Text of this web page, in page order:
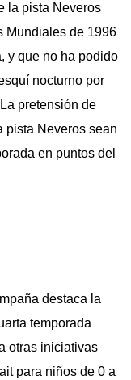
la pista Neveros
Mundiales de 1996
y que no ha podido
nocturno por
pretensión de
pista Neveros sean
en puntos del
destaca la
temporada
otras iniciativas
para niños de 0 a